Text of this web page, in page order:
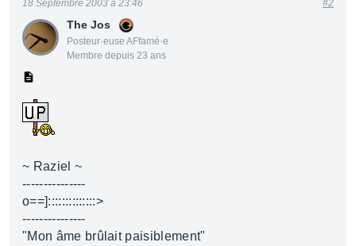
The Jos
Posteur·euse AFfamé·e
Membre depuis 23 ans
18 Septembre 2003 à 23:46 #2
~ Raziel ~
---------------
o==]::::::::::::::>
---------------
"Mon âme brûlait paisiblement"